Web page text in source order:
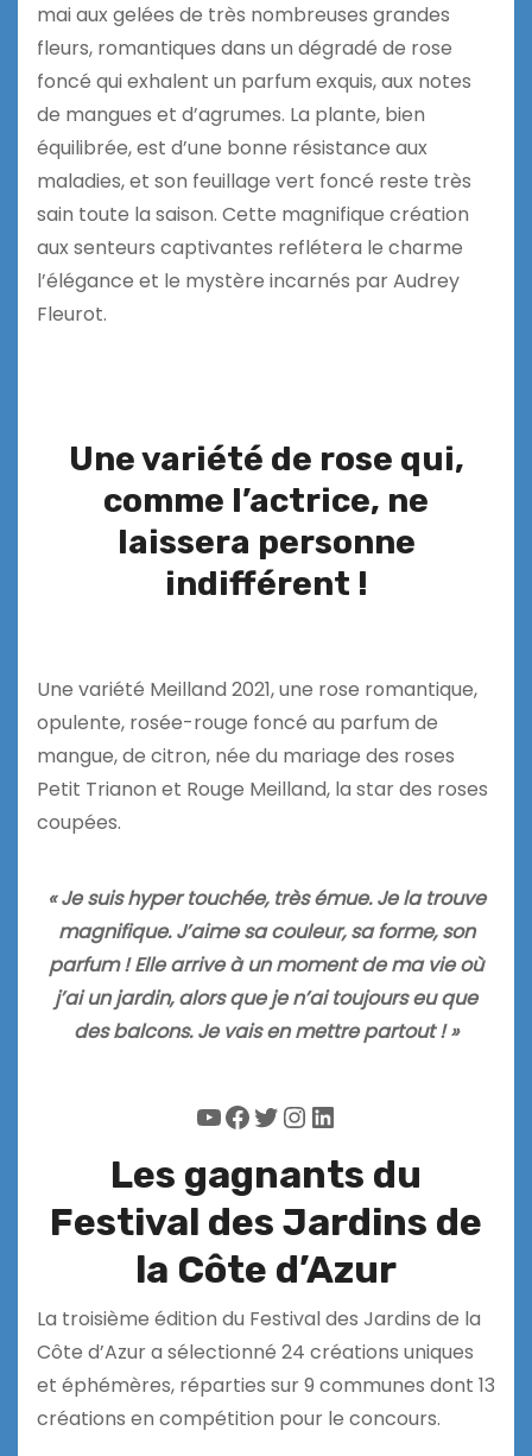
mai aux gelées de très nombreuses grandes
fleurs, romantiques dans un dégradé de rose
foncé qui exhalent un parfum exquis, aux notes
de mangues et d’agrumes. La plante, bien
équilibrée, est d’une bonne résistance aux
maladies, et son feuillage vert foncé reste très
sain toute la saison. Cette magnifique création
aux senteurs captivantes reflétera le charme
l’élégance et le mystère incarnés par Audrey
Fleurot.
Une variété de rose qui,
comme l’actrice, ne
laissera personne
indifférent !
Une variété Meilland 2021, une rose romantique,
opulente, rosée-rouge foncé au parfum de
mangue, de citron, née du mariage des roses
Petit Trianon et Rouge Meilland, la star des roses
coupées.
« Je suis hyper touchée, très émue. Je la trouve
magnifique. J’aime sa couleur, sa forme, son
parfum ! Elle arrive à un moment de ma vie où
j’ai un jardin, alors que je n’ai toujours eu que
des balcons. Je vais en mettre partout ! »
YouTube Facebook Twitter InstagramLinkedIn
Les gagnants du
Festival des Jardins de
la Côte d’Azur
La troisième édition du Festival des Jardins de la
Côte d’Azur a sélectionné 24 créations uniques
et éphémères, réparties sur 9 communes dont 13
créations en compétition pour le concours.